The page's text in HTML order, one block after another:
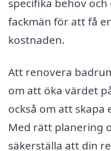
fackmän för att få
kostnaden.
Att renovera
om att öka värdet
också om att skapa
Med rätt planering
säkerställa att din